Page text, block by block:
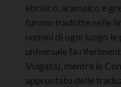
ebraico, aramaico e
furono tradotte nelle
uomini di ogni luogo le
universale fa
Vulgata), mentre le
approntato delle